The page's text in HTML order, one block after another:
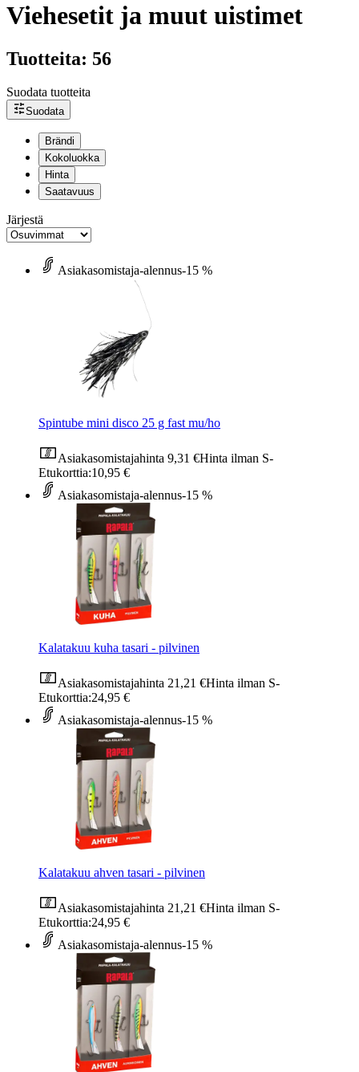
Viehesetit ja muut uistimet
Tuotteita: 56
Suodata tuotteita
Suodata
Brändi
Kokoluokka
Hinta
Saatavuus
Järjestä
Asiakasomistaja-alennus-15 %
Spintube mini disco 25 g fast mu/ho
Asiakasomistajahinta 9,31 €Hinta ilman S-
Etukorttia:10,95 €
Asiakasomistaja-alennus-15 %
Kalatakuu kuha tasari - pilvinen
Asiakasomistajahinta 21,21 €Hinta ilman S-
Etukorttia:24,95 €
Asiakasomistaja-alennus-15 %
Kalatakuu ahven tasari - pilvinen
Asiakasomistajahinta 21,21 €Hinta ilman S-
Etukorttia:24,95 €
Asiakasomistaja-alennus-15 %